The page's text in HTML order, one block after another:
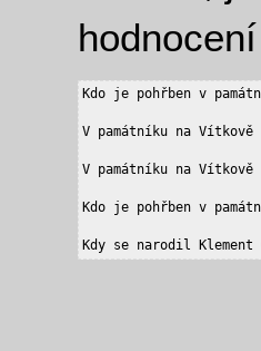
Kdo je pohřben v
V památníku na
V památníku na Vítkově
Kdo je pohřben v